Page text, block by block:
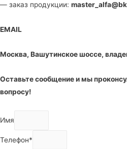
— заказ продукции:
EMAIL
Москва, Вашутинское шоссе,
Оставьте сообщение и мы
вопросу!
Имя
Телефон*